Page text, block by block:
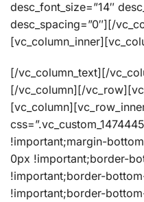
desc_font_size=”14″
desc_spacing=”0″][/
[/vc_column_text][/
[/vc_column][/
!important;margin-
0px !important;border-
!important;border-
!important;border-